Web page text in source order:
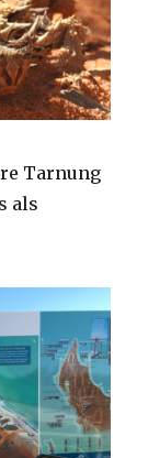
Tarnung
als